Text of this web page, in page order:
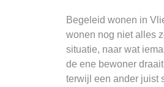
Begeleid wonen in
wonen nog niet alles
situatie, naar wat
de ene bewoner
terwijl een ander juist